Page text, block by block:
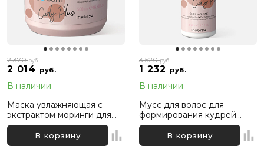
2 014 руб.
2 370руб.
В наличии
Маска увлажняющая с
экстрактом моринги для
вьющихся волос Inebrya Ice
Cream Curly Plus, 500 мл
В корзину
1 232 руб.
3 520руб.
В наличии
Мусс для волос для
формирования кудрей
Inebrya Curly Plus Curly
Mousse, 150 мл
В корзину